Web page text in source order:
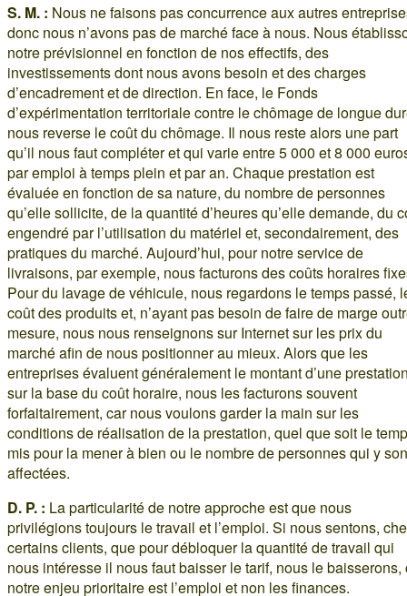
S. M. : Nous ne faisons pas concurrence aux autres
donc nous n’avons pas de marché face à nous. Nous
notre prévisionnel en fonction de nos effectifs, des
investissements dont nous avons besoin et des charges
d’encadrement et de direction. En face, le Fonds
d’expérimentation territoriale contre le chômage de longue
nous reverse le coût du chômage. Il nous reste alors une part
qu’il nous faut compléter et qui varie entre 5 000 et 8 000
par emploi à temps plein et par an. Chaque prestation est
évaluée en fonction de sa nature, du nombre de personnes
qu’elle sollicite, de la quantité d’heures qu’elle demande, du
engendré par l’utilisation du matériel et, secondairement, des
pratiques du marché. Aujourd’hui, pour notre service de
livraisons, par exemple, nous facturons des coûts horaires
Pour du lavage de véhicule, nous regardons le temps passé,
coût des produits et, n’ayant pas besoin de faire de marge
mesure, nous nous renseignons sur Internet sur les prix du
marché afin de nous positionner au mieux. Alors que les
entreprises évaluent généralement le montant d’une
sur la base du coût horaire, nous les facturons souvent
forfaitairement, car nous voulons garder la main sur les
conditions de réalisation de la prestation, quel que soit le
mis pour la mener à bien ou le nombre de personnes qui y
affectées.
D. P. : La particularité de notre approche est que nous
privilégions toujours le travail et l’emploi. Si nous sentons,
certains clients, que pour débloquer la quantité de travail qui
nous intéresse il nous faut baisser le tarif, nous le baisserons,
notre enjeu prioritaire est l’emploi et non les finances.